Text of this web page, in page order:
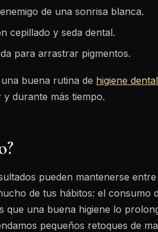
de una sonrisa blanca.
cepillado y seda dental.
para arrastrar pigmentos.
buena rutina de higiene dental
durante más tiempo.
pueden mantenerse
de tus hábitos: el consumo
que una buena higiene lo
pequeños retoques de